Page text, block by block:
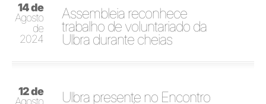
14 de
Agosto
de
2024
Assembleia reconhece
trabalho de voluntariado da
Ulbra durante cheias
12 de
Agosto
Ulbra presente no Encontro